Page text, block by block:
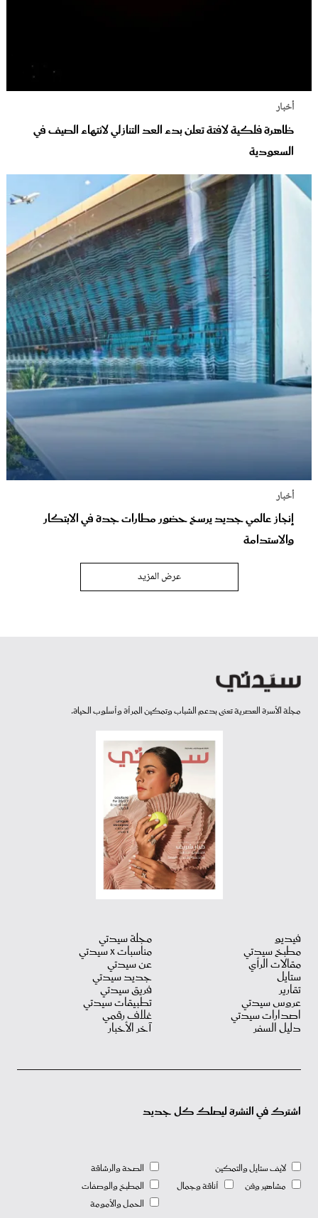
أخبار
ظاهرة فلكية لافتة تعلن بدء العد التنازلي لانتهاء الصيف في
السعودية
أخبار
إنجاز عالمي جديد يرسخ حضور مطارات جدة في الابتكار
والاستدامة
عرض المزيد
مجلة الأسرة العصرية تعنى بدعم الشباب وتمكين المرأة وأسلوب الحياة.
فيديو
مطبخ سيدتي
مقالات الرأي
ستايل
تقارير
عروس سيدتي
اصدارات سيدتي
دليل السفر
مجلة سيدتي
مناسبات X سيدتي
عن سيدتي
جديد سيدتي
فريق سيدتي
تطبيقات سيدتي
غلاف رقمي
آخر الأخبار
اشترك في النشرة ليصلك كل جديد
لايف ستايل والتمكين
مشاهير وفن
أناقة وجمال
الصحة والرشاقة
المطبخ والوصفات
الحمل والأمومة